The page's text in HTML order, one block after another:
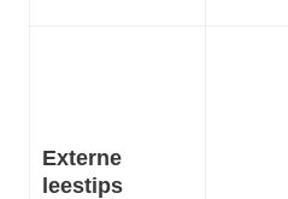
Externe
leestips